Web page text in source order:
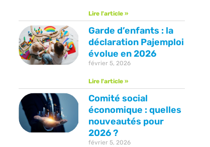
Lire l'article »
Garde d’enfants : la
déclaration Pajemploi
évolue en 2026
février 5, 2026
Lire l'article »
Comité social
économique : quelles
nouveautés pour
2026 ?
février 5, 2026